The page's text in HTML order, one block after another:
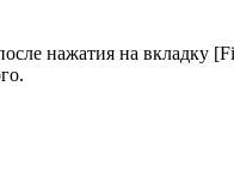
нажатия на вкладку